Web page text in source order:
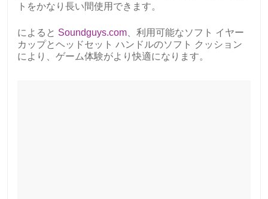
トをかなり長い間使用できます。
によると Soundguys.com 、利用可能なソフト イヤー
カップとヘッドセット ハンドルのソフト クッション
により、ゲーム体験がより快適になります。